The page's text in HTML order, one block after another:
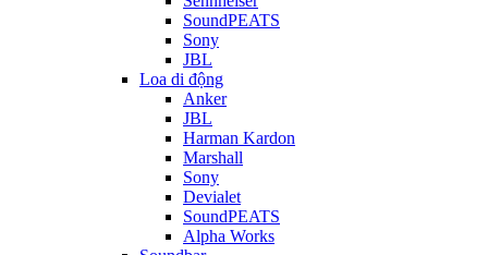
SoundPEATS
Sony
JBL
Loa di động
Anker
JBL
Harman Kardon
Marshall
Sony
Devialet
SoundPEATS
Alpha Works